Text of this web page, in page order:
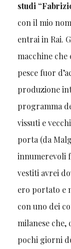
studi
con il mio
entrai in Rai.
macchine che
pesce fuor
produzione
programma
vissuti e
porta (da
innumerevoli
vestiti avrei
ero portato e
con uno dei
milanese che,
pochi giorni